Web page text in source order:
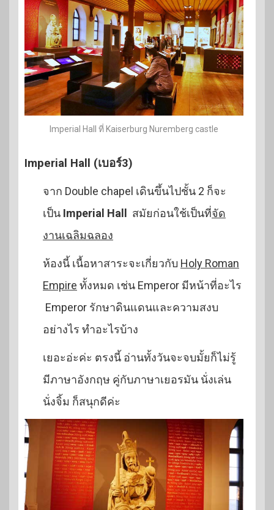
Imperial Hall ที่ Kaiserburg Nuremberg castle
Imperial Hall (เบอร์3)
จาก Double chapel เดินขึ้นไปชั้น 2 ก็จะ
เป็น Imperial Hall สมัยก่อนใช้เป็นที่จัด
งานเฉลิมฉลอง
ห้องนี้ เนื้อหาสาระจะเกี่ยวกับ Holy Roman
Empire ทั้งหมด เช่น Emperor มีหน้าที่อะไร
Emperor รักษาดินแดนและความสงบ
อย่างไร ทำอะไรบ้าง
เยอะอ่ะค่ะ ตรงนี้ อ่านทั้งวันจะจบมั้ยก็ไม่รู้
มีภาษาอังกฤษ คู่กับภาษาเยอรมัน นั่งเล่น
นั่งจิ้ม ก็สนุกดีค่ะ